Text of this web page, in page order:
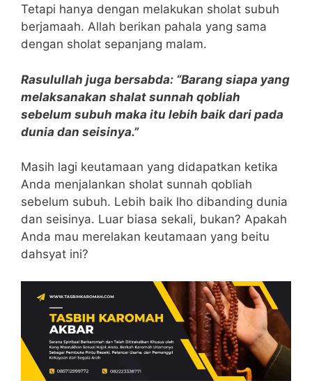
Tetapi hanya dengan melakukan sholat subuh
berjamaah. Allah berikan pahala yang sama
dengan sholat sepanjang malam.
Rasulullah juga bersabda: “Barang siapa yang
melaksanakan shalat sunnah qobliah
sebelum subuh maka itu lebih baik dari pada
dunia dan seisinya.”
Masih lagi keutamaan yang didapatkan ketika
Anda menjalankan sholat sunnah qobliah
sebelum subuh. Lebih baik lho dibanding dunia
dan seisinya. Luar biasa sekali, bukan? Apakah
Anda mau merelakan keutamaan yang beitu
dahsyat ini?